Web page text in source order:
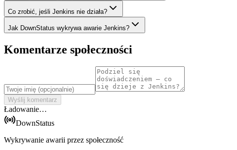
Co zrobić, jeśli Jenkins nie działa?
Jak DownStatus wykrywa awarie Jenkins?
Komentarze społeczności
Wyślij komentarz
Ładowanie…
DownStatus
Wykrywanie awarii przez społeczność